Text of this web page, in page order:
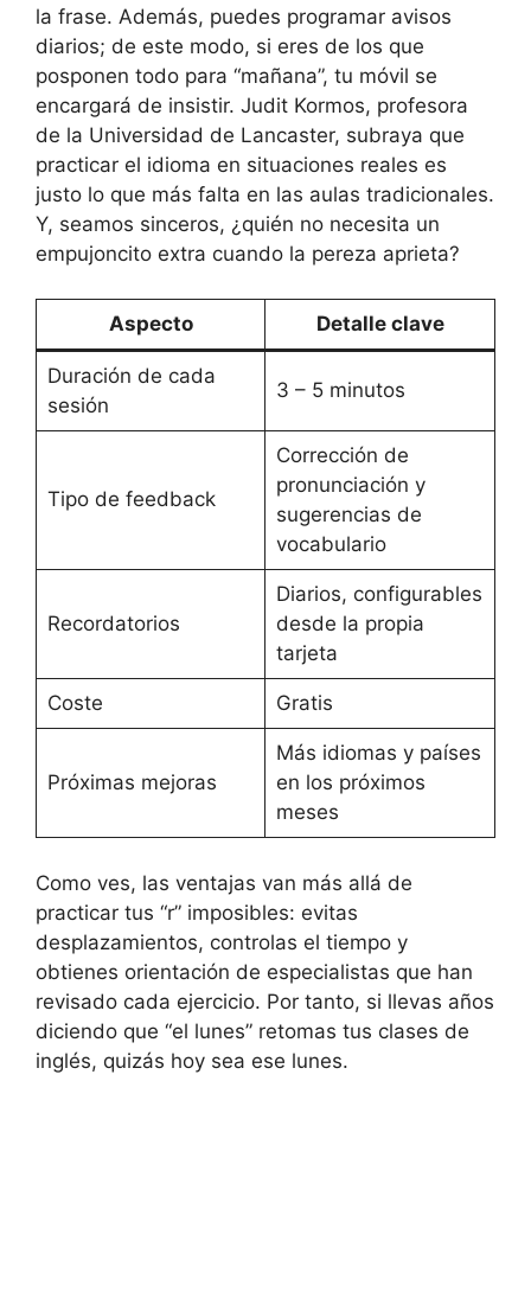
la frase. Además, puedes programar avisos
diarios; de este modo, si eres de los que
posponen todo para “mañana”, tu móvil se
encargará de insistir. Judit Kormos, profesora
de la Universidad de Lancaster, subraya que
practicar el idioma en situaciones reales es
justo lo que más falta en las aulas tradicionales.
Y, seamos sinceros, ¿quién no necesita un
empujoncito extra cuando la pereza aprieta?
Aspecto Detalle clave
Duración de cada
sesión
3 – 5 minutos
Tipo de feedback
Corrección de
pronunciación y
sugerencias de
vocabulario
Recordatorios
Diarios, configurables
desde la propia
tarjeta
Coste Gratis
Próximas mejoras
Más idiomas y países
en los próximos
meses
Como ves, las ventajas van más allá de
practicar tus “r” imposibles: evitas
desplazamientos, controlas el tiempo y
obtienes orientación de especialistas que han
revisado cada ejercicio. Por tanto, si llevas años
diciendo que “el lunes” retomas tus clases de
inglés, quizás hoy sea ese lunes.